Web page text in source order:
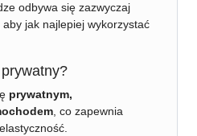
odbywa się zazwyczaj
, aby jak najlepiej wykorzystać
prywatnym,
, co zapewnia